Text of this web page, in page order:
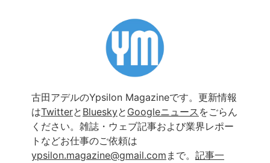
古田アデルのYpsilon Magazineです。更新情報
はTwitterと Blueskyと Googleニュース をごらん
ください。雑誌・ウェブ記事および業界レポー
トなどお仕事のご依頼は
ypsilon.magazine@gmail.com まで。 記事一